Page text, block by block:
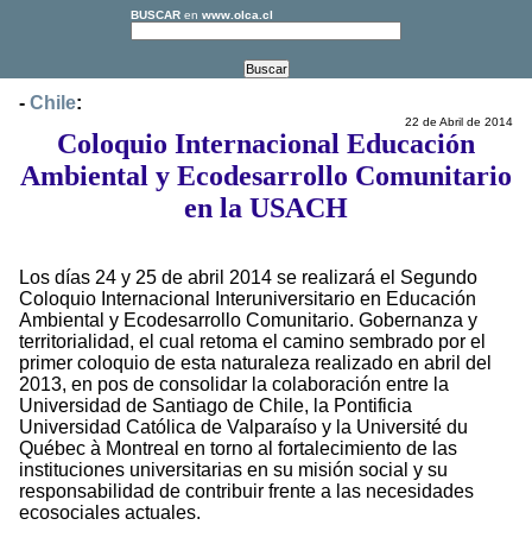
BUSCAR en www.olca.cl
- Chile:
22 de Abril de 2014
Coloquio Internacional Educación
Ambiental y Ecodesarrollo Comunitario
en la USACH
Los días 24 y 25 de abril 2014 se realizará el Segundo
Coloquio Internacional Interuniversitario en Educación
Ambiental y Ecodesarrollo Comunitario. Gobernanza y
territorialidad, el cual retoma el camino sembrado por el
primer coloquio de esta naturaleza realizado en abril del
2013, en pos de consolidar la colaboración entre la
Universidad de Santiago de Chile, la Pontificia
Universidad Católica de Valparaíso y la Université du
Québec à Montreal en torno al fortalecimiento de las
instituciones universitarias en su misión social y su
responsabilidad de contribuir frente a las necesidades
ecosociales actuales.